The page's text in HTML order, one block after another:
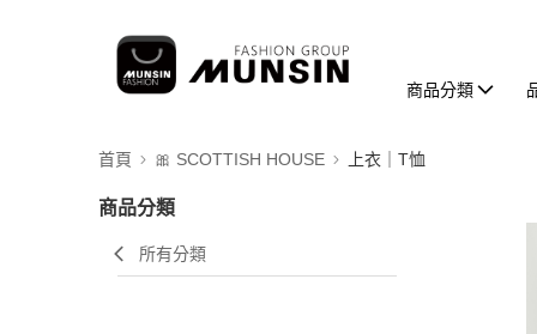
商品分類
首頁 🎀 SCOTTISH HOUSE 上衣｜T恤
商品分類
所有分類